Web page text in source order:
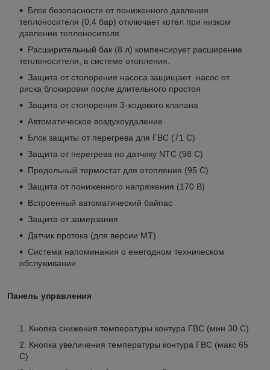
Блок безопасности от пониженного давления
теплоносителя (0,4 бар) отключает котел при низком
давлении теплоносителя
Расширительный бак (8 л) компенсирует расширение
теплоносителя, в системе отопления.
Защита от стопорения насоса защищает насос от
риска блокировки после длительного простоя
Защита от стопорения 3-ходового клапана
Автоматическое воздухоудаление
Блок защиты от перегрева для ГВС (71 С)
Защита от перегрева по датчику NTC (98 С)
Предельный термостат для отопления (95 С)
Защита от пониженного напряжения (170 В)
Встроенный автоматический байпас
Защита от замерзания
Датчик протока (для версии MT)
Система напоминания о ежегодном техническом
обслуживании
Панель управления
Кнопка снижения температуры контура ГВС (мин 30 С)
Кнопка увеличения температуры контура ГВС (макс 65
С)